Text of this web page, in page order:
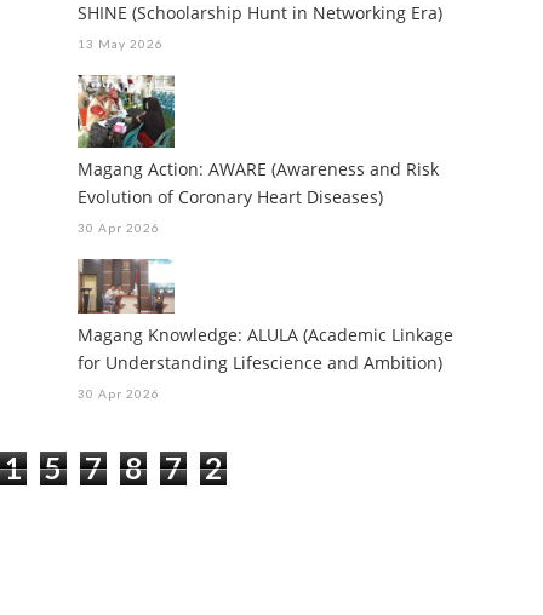
SHINE (Schoolarship Hunt in Networking Era)
13 May 2026
Magang Action: AWARE (Awareness and Risk
Evolution of Coronary Heart Diseases)
30 Apr 2026
Magang Knowledge: ALULA (Academic Linkage
for Understanding Lifescience and Ambition)
30 Apr 2026
1 5 7 8 7 2